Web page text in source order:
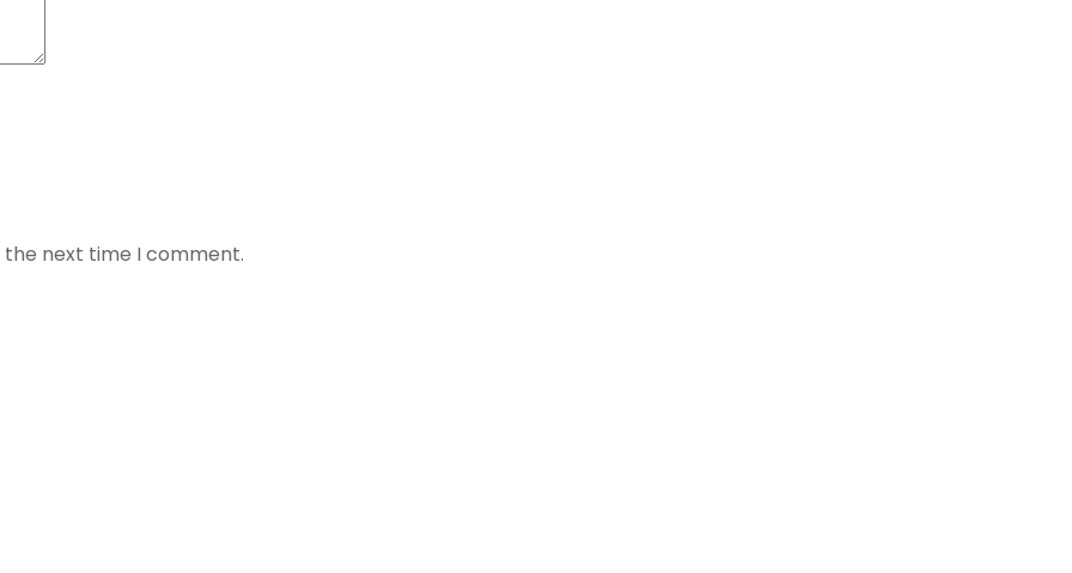
the next time I comment.